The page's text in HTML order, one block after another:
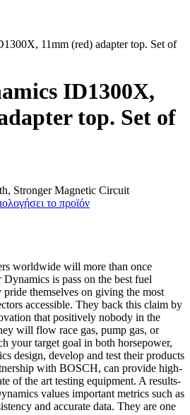
11mm (red) adapter top. Set of
ID1300X,
top. Set of
Stronger Magnetic Circuit
το προϊόν
worldwide will more than once
is pass on the best fuel
themselves on giving the most
accessible. They back this claim by
that positively nobody in the
will flow race gas, pump gas, or
your target goal in both horsepower,
design, develop and test their products
with BOSCH, can provide high-
of the art testing equipment. A results-
values important metrics such as
and accurate data. They are one